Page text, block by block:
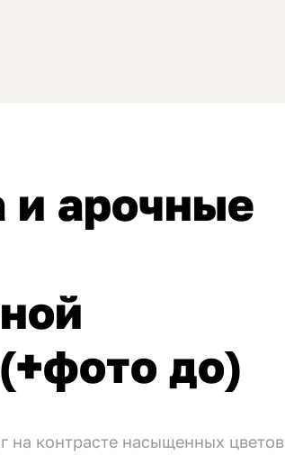
и арочные
до)
на контрасте насыщенных цветов